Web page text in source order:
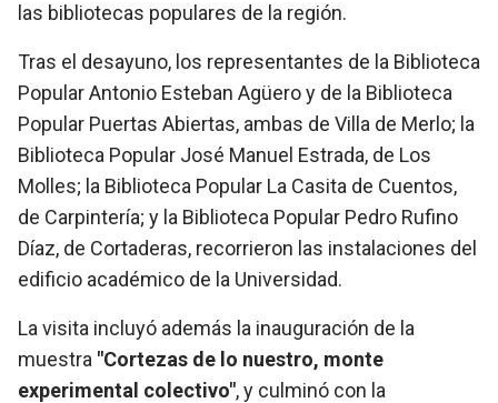
las bibliotecas populares de la región.
Tras el desayuno, los representantes de la Biblioteca
Popular Antonio Esteban Agüero y de la Biblioteca
Popular Puertas Abiertas, ambas de Villa de Merlo; la
Biblioteca Popular José Manuel Estrada, de Los
Molles; la Biblioteca Popular La Casita de Cuentos,
de Carpintería; y la Biblioteca Popular Pedro Rufino
Díaz, de Cortaderas, recorrieron las instalaciones del
edificio académico de la Universidad.
La visita incluyó además la inauguración de la
muestra "Cortezas de lo nuestro, monte
experimental colectivo", y culminó con la